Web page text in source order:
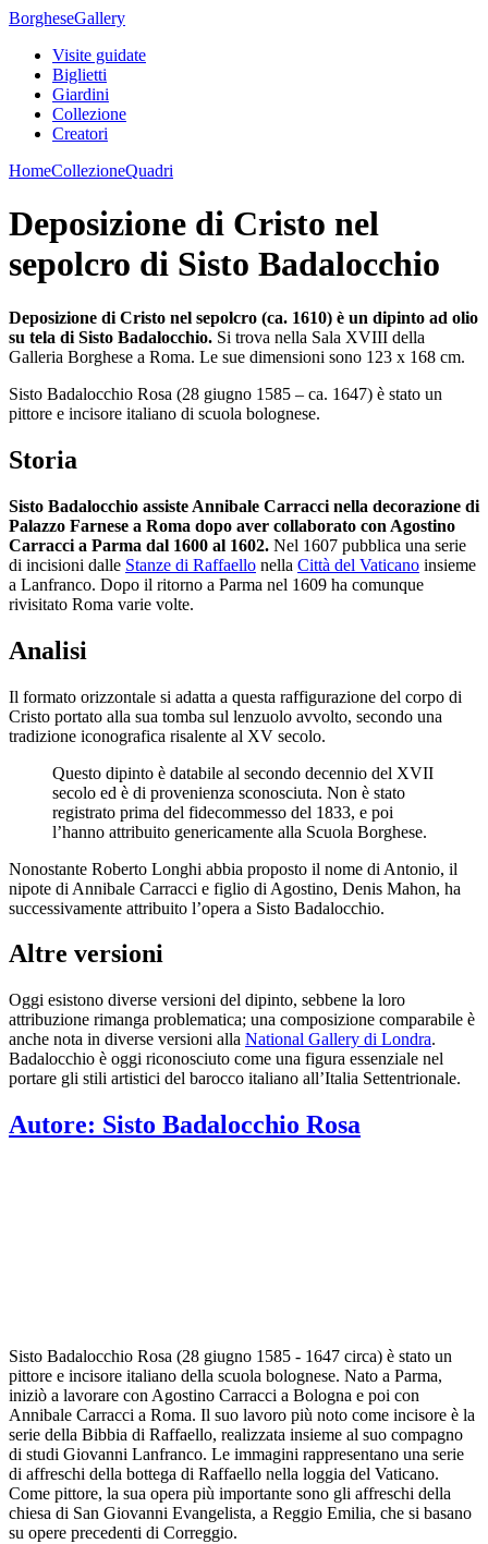
BorgheseGallery
Visite guidate
Biglietti
Giardini
Collezione
Creatori
HomeCollezioneQuadri
Deposizione di Cristo nel
sepolcro di Sisto Badalocchio
Deposizione di Cristo nel sepolcro (ca. 1610) è un dipinto ad olio
su tela di Sisto Badalocchio. Si trova nella Sala XVIII della
Galleria Borghese a Roma. Le sue dimensioni sono 123 x 168 cm.
Sisto Badalocchio Rosa (28 giugno 1585 – ca. 1647) è stato un
pittore e incisore italiano di scuola bolognese.
Storia
Sisto Badalocchio assiste Annibale Carracci nella decorazione di
Palazzo Farnese a Roma dopo aver collaborato con Agostino
Carracci a Parma dal 1600 al 1602. Nel 1607 pubblica una serie
di incisioni dalle Stanze di Raffaello nella Città del Vaticano insieme
a Lanfranco. Dopo il ritorno a Parma nel 1609 ha comunque
rivisitato Roma varie volte.
Analisi
Il formato orizzontale si adatta a questa raffigurazione del corpo di
Cristo portato alla sua tomba sul lenzuolo avvolto, secondo una
tradizione iconografica risalente al XV secolo.
Questo dipinto è databile al secondo decennio del XVII
secolo ed è di provenienza sconosciuta. Non è stato
registrato prima del fidecommesso del 1833, e poi
l’hanno attribuito genericamente alla Scuola Borghese.
Nonostante Roberto Longhi abbia proposto il nome di Antonio, il
nipote di Annibale Carracci e figlio di Agostino, Denis Mahon, ha
successivamente attribuito l’opera a Sisto Badalocchio.
Altre versioni
Oggi esistono diverse versioni del dipinto, sebbene la loro
attribuzione rimanga problematica; una composizione comparabile è
anche nota in diverse versioni alla National Gallery di Londra.
Badalocchio è oggi riconosciuto come una figura essenziale nel
portare gli stili artistici del barocco italiano all’Italia Settentrionale.
Autore: Sisto Badalocchio Rosa
Sisto Badalocchio Rosa (28 giugno 1585 - 1647 circa) è stato un
pittore e incisore italiano della scuola bolognese. Nato a Parma,
iniziò a lavorare con Agostino Carracci a Bologna e poi con
Annibale Carracci a Roma. Il suo lavoro più noto come incisore è la
serie della Bibbia di Raffaello, realizzata insieme al suo compagno
di studi Giovanni Lanfranco. Le immagini rappresentano una serie
di affreschi della bottega di Raffaello nella loggia del Vaticano.
Come pittore, la sua opera più importante sono gli affreschi della
chiesa di San Giovanni Evangelista, a Reggio Emilia, che si basano
su opere precedenti di Correggio.